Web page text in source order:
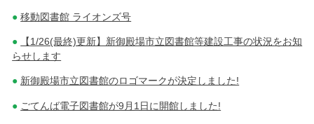
シ
ョ
ン
移動図書館 ライオンズ号
【1/26(最終)更新】新御殿場市立図書館等建設工事の状況をお知
らせします
新御殿場市立図書館のロゴマークが決定しました!
ごてんば電子図書館が9月1日に開館しました!